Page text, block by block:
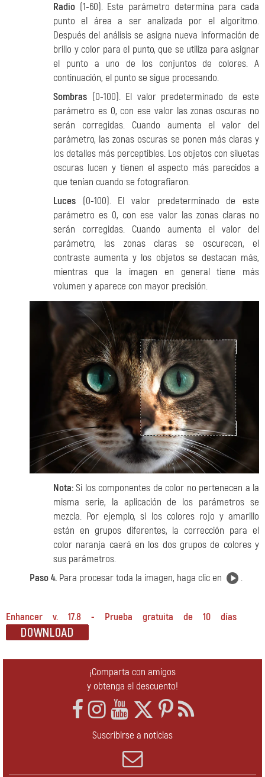
Radio (1-60). Este parámetro determina para cada
punto el área a ser analizada por el algoritmo.
Después del análisis se asigna nueva información de
brillo y color para el punto, que se utiliza para asignar
el punto a uno de los conjuntos de colores. A
continuación, el punto se sigue procesando.
Sombras (0-100). El valor predeterminado de este
parámetro es 0, con ese valor las zonas oscuras no
serán corregidas. Cuando aumenta el valor del
parámetro, las zonas oscuras se ponen más claras y
los detalles más perceptibles. Los objetos con siluetas
oscuras lucen y tienen el aspecto más parecidos a
que tenían cuando se fotografiaron.
Luces (0-100). El valor predeterminado de este
parámetro es 0, con ese valor las zonas claras no
serán corregidas. Cuando aumenta el valor del
parámetro, las zonas claras se oscurecen, el
contraste aumenta y los objetos se destacan más,
mientras que la imagen en general tiene más
volumen y aparece con mayor precisión.
Nota:Si los componentes de color no pertenecen a la
misma serie, la aplicación de los parámetros se
mezcla. Por ejemplo, si los colores rojo y amarillo
están en grupos diferentes, la corrección para el
color naranja caerá en los dos grupos de colores y
sus parámetros.
Paso 4. Para procesar toda la imagen, haga clic en .
Enhancer v. 17.8 - Prueba gratuita de 10 días
¡Comparta con amigos
y obtenga el descuento!
Suscribirse a noticias